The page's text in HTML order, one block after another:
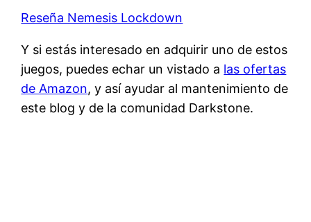
Reseña Nemesis Lockdown
Y si estás interesado en adquirir uno de estos
juegos, puedes echar un vistado a las ofertas
de Amazon, y así ayudar al mantenimiento de
este blog y de la comunidad Darkstone.